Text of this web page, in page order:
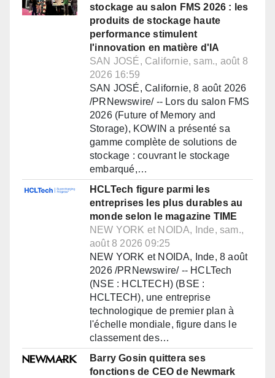
stockage au salon FMS 2026 : les
produits de stockage haute
performance stimulent
l'innovation en matière d'IA
SAN JOSÉ, Californie, sam., août 8
2026 16:59
SAN JOSÉ, Californie, 8 août 2026
/PRNewswire/ -- Lors du salon FMS
2026 (Future of Memory and
Storage), KOWIN a présenté sa
gamme complète de solutions de
stockage : couvrant le stockage
embarqué,…
HCLTech figure parmi les
entreprises les plus durables au
monde selon le magazine TIME
NEW YORK et NOIDA, Inde, sam.,
août 8 2026 09:25
NEW YORK et NOIDA, Inde, 8 août
2026 /PRNewswire/ -- HCLTech
(NSE : HCLTECH) (BSE :
HCLTECH), une entreprise
technologique de premier plan à
l'échelle mondiale, figure dans le
classement des…
Barry Gosin quittera ses
fonctions de CEO de Newmark